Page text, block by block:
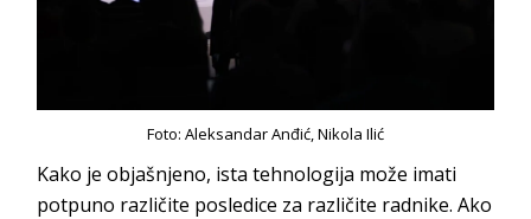
Foto: Aleksandar Anđić, Nikola Ilić
Kako je objašnjeno, ista tehnologija može imati
potpuno različite posledice za različite radnike. Ako